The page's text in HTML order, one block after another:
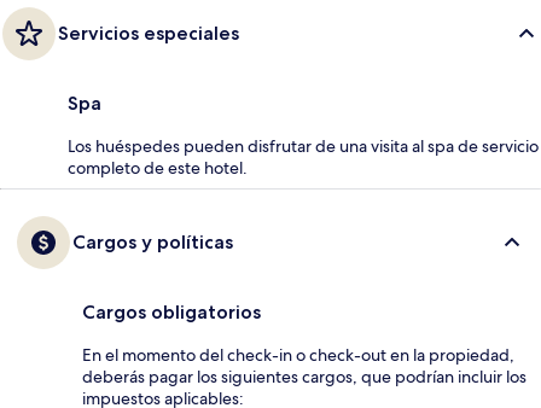
Servicios especiales
Spa
Los huéspedes pueden disfrutar de una visita al spa de servicio
completo de este hotel.
Cargos y políticas
Cargos obligatorios
En el momento del check-in o check-out en la propiedad,
deberás pagar los siguientes cargos, que podrían incluir los
impuestos aplicables: